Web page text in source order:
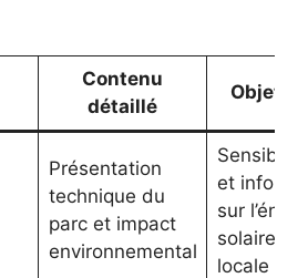
Contenu
détaillé
Objetivo
Présentation
technique du
parc et impact
environnemental
et
sur
solaire
locale